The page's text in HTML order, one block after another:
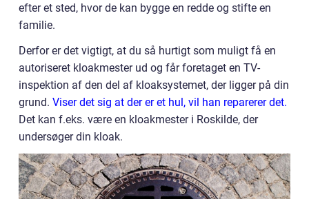
efter et sted, hvor de kan bygge en redde og stifte en
familie.
Derfor er det vigtigt, at du så hurtigt som muligt få en
autoriseret kloakmester ud og får foretaget en TV-
inspektion af den del af kloaksystemet, der ligger på din
grund. Viser det sig at der er et hul, vil han reparerer det.
Det kan f.eks. være en kloakmester i Roskilde, der
undersøger din kloak.